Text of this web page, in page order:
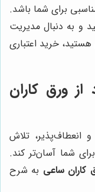
برای شما باشد.
و به دنبال مدیریت
هستید، خرید اعتباری
از ورق کاران
انعطاف‌پذیر، تلاش
شما آسان‌تر کند.
کاران ساعی به شرح